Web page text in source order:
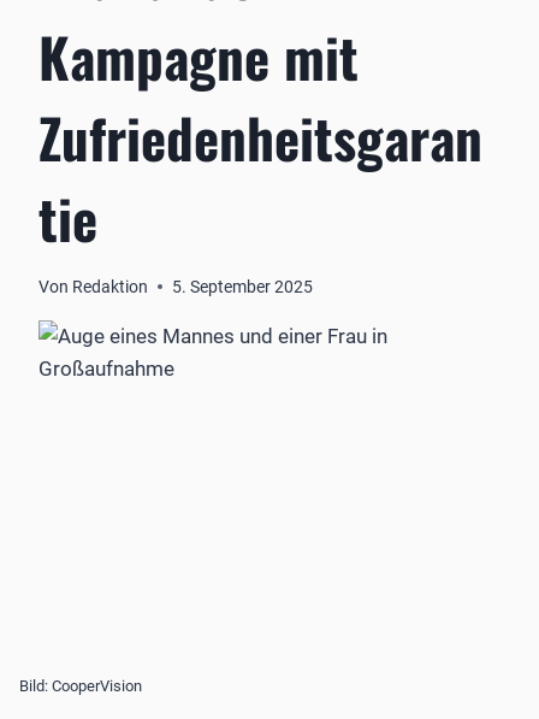
Kampagne mit
Zufriedenheitsgaran
tie
Von Redaktion 5. September 2025
Bild: CooperVision